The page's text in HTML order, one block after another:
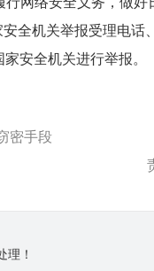
全机关举报受理电话
安全机关进行举报。
密手段
理！